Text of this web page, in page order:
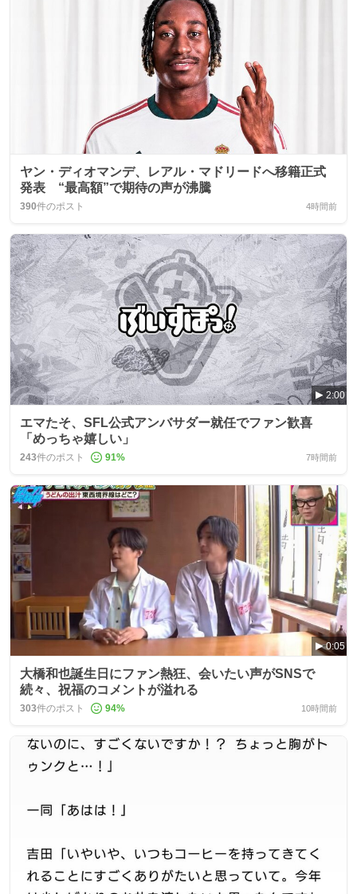
ヤン・ディオマンデ、レアル・マドリードへ移籍正式
発表 “最高額”で期待の声が沸騰
390件のポスト 4時間前
2:00
エマたそ、SFL公式アンバサダー就任でファン歓喜
「めっちゃ嬉しい」
243件のポスト 91% 7時間前
0:05
大橋和也誕生日にファン熱狂、会いたい声がSNSで
続々、祝福のコメントが溢れる
303件のポスト 94% 10時間前